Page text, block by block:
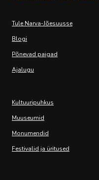
Tule Narva-Jõesuusse
Blogi
Põnevad paigad
Ajalugu
Kultuuripuhkus
Muuseumid
Monumendid
Festivalid ja üritused